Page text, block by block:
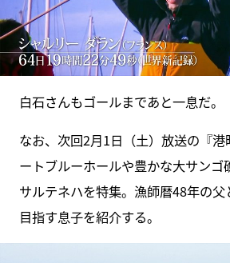
白石さんもゴールまであと一息だ。
なお、次回2月1日（土）放送の『
ートブルーホールや豊かな大サンゴ
サルテネハを特集。漁師暦48年の父
目指す息子を紹介する。